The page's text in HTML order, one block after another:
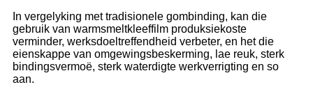
In vergelyking met tradisionele gombinding, kan die
gebruik van warmsmeltkleeffilm produksiekoste
verminder, werksdoeltreffendheid verbeter, en het die
eienskappe van omgewingsbeskerming, lae reuk, sterk
bindingsvermoë, sterk waterdigte werkverrigting en so
aan.